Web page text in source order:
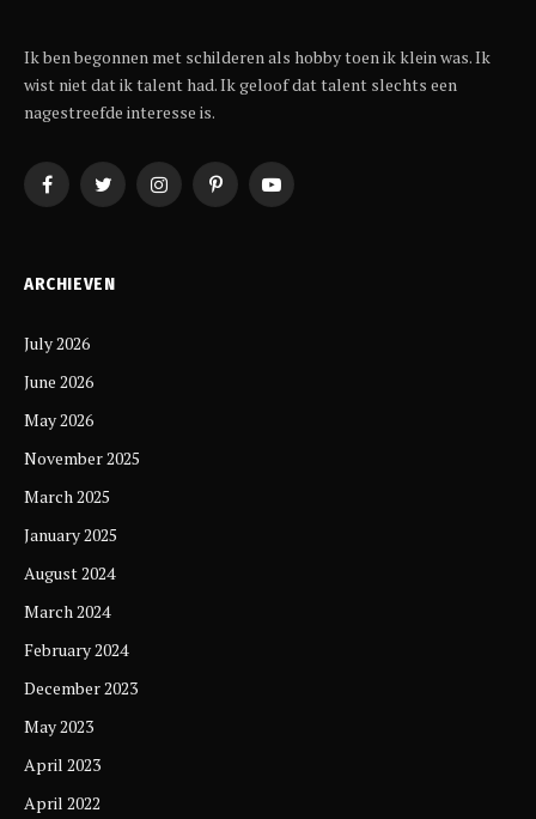
Ik ben begonnen met schilderen als hobby toen ik klein was. Ik
wist niet dat ik talent had. Ik geloof dat talent slechts een
nagestreefde interesse is.
FacebookTwitterInstagramPinterestYouTube
ARCHIEVEN
July 2026
June 2026
May 2026
November 2025
March 2025
January 2025
August 2024
March 2024
February 2024
December 2023
May 2023
April 2023
April 2022